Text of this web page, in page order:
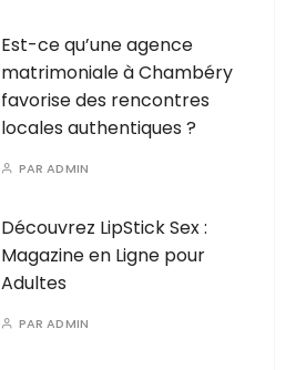
Est-ce qu’une agence
matrimoniale à Chambéry
favorise des rencontres
locales authentiques ?
PARADMIN
Découvrez LipStick Sex :
Magazine en Ligne pour
Adultes
PARADMIN